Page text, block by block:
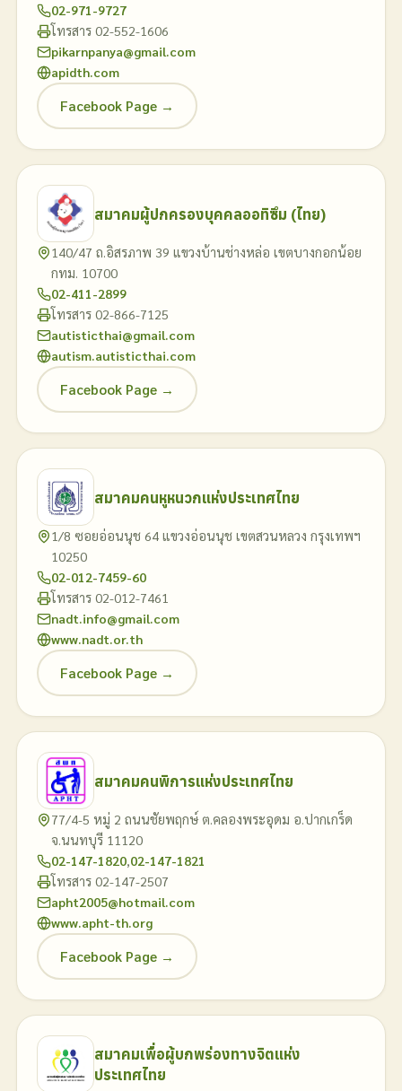
02-971-9727
โทรสาร 02-552-1606
pikarnpanya@gmail.com
apidth.com
Facebook Page →
สมาคมผู้ปกครองบุคคลออทิซึม (ไทย)
140/47 ถ.อิสรภาพ 39 แขวงบ้านช่างหล่อ เขตบางกอกน้อย
กทม. 10700
02-411-2899
โทรสาร 02-866-7125
autisticthai@gmail.com
autism.autisticthai.com
Facebook Page →
สมาคมคนหูหนวกแห่งประเทศไทย
1/8 ซอยอ่อนนุช 64 แขวงอ่อนนุช เขตสวนหลวง กรุงเทพฯ
10250
02-012-7459-60
โทรสาร 02-012-7461
nadt.info@gmail.com
www.nadt.or.th
Facebook Page →
สมาคมคนพิการแห่งประเทศไทย
77/4-5 หมู่ 2 ถนนชัยพฤกษ์ ต.คลองพระอุดม อ.ปากเกร็ด
จ.นนทบุรี 11120
02-147-1820,02-147-1821
โทรสาร 02-147-2507
apht2005@hotmail.com
www.apht-th.org
Facebook Page →
สมาคมเพื่อผู้บกพร่องทางจิตแห่ง
ประเทศไทย